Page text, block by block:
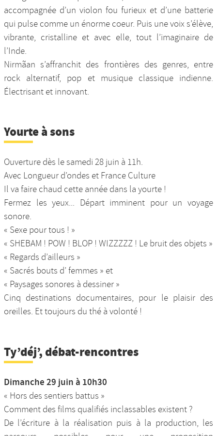
accompagnée d’un violon fou furieux et d’une batterie
qui pulse comme un énorme coeur. Puis une voix s’élève,
vibrante, cristalline et avec elle, tout l’imaginaire de
l’Inde.
Nirmãan s’affranchit des frontières des genres, entre
rock alternatif, pop et musique classique indienne.
Électrisant et innovant.
Yourte à sons
Ouverture dès le samedi 28 juin à 11h.
Avec Longueur d’ondes et France Culture
Il va faire chaud cette année dans la yourte !
Fermez les yeux... Départ imminent pour un voyage
sonore.
« Sexe pour tous ! »
« SHEBAM ! POW ! BLOP ! WIZZZZZ ! Le bruit des objets »
« Regards d’ailleurs »
« Sacrés bouts d’ femmes » et
« Paysages sonores à dessiner »
Cinq destinations documentaires, pour le plaisir des
oreilles. Et toujours du thé à volonté !
Ty’déj’, débat-rencontres
Dimanche 29 juin à 10h30
« Hors des sentiers battus »
Comment des films qualifiés inclassables existent ?
De l’écriture à la réalisation puis à la production, les